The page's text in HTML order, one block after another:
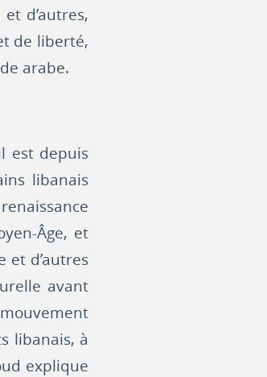
d’autres,
de liberté,
arabe.
est depuis
libanais
Âge, et
et d’autres
avant
libanais, à
explique